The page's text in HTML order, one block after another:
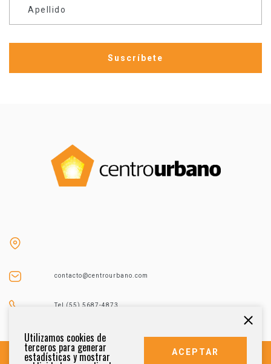
Apellido
contacto@centrourbano.com
Tel (55) 5687-4873
Utilizamos cookies de
terceros para generar
estadísticas y mostrar ACEPTAR